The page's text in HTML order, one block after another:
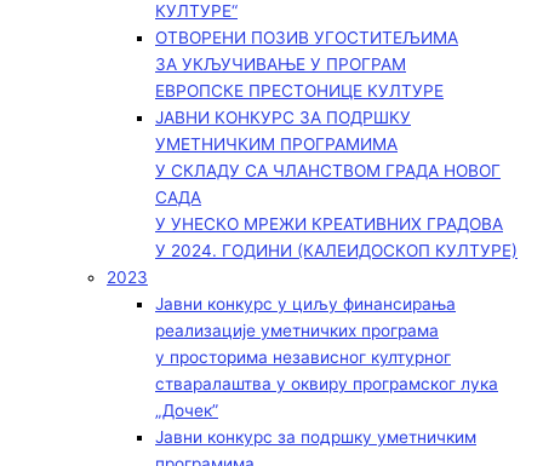
КУЛТУРЕ“
ОТВОРЕНИ ПОЗИВ УГОСТИТЕЉИМА
ЗА УКЉУЧИВАЊЕ У ПРОГРАМ
ЕВРОПСКЕ ПРЕСТОНИЦЕ КУЛТУРЕ
ЈАВНИ КОНКУРС ЗА ПОДРШКУ
УМЕТНИЧКИМ ПРОГРАМИМА
У СКЛАДУ СА ЧЛАНСТВОМ ГРАДА НОВОГ
САДА
У УНЕСКО МРЕЖИ КРЕАТИВНИХ ГРАДОВА
У 2024. ГОДИНИ (КАЛЕИДОСКОП КУЛТУРЕ)
2023
Јавни конкурс у циљу финансирања
реализације уметничких програма
у просторима независног културног
стваралаштва у оквиру програмског лука
„Дочек”
Јавни конкурс за подршку уметничким